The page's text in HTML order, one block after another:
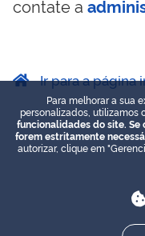
contate a
Ir para a página
Para melhorar a sua
personalizados, utilizamos
funcionalidades do site. Se
forem estritamente
autorizar, clique em